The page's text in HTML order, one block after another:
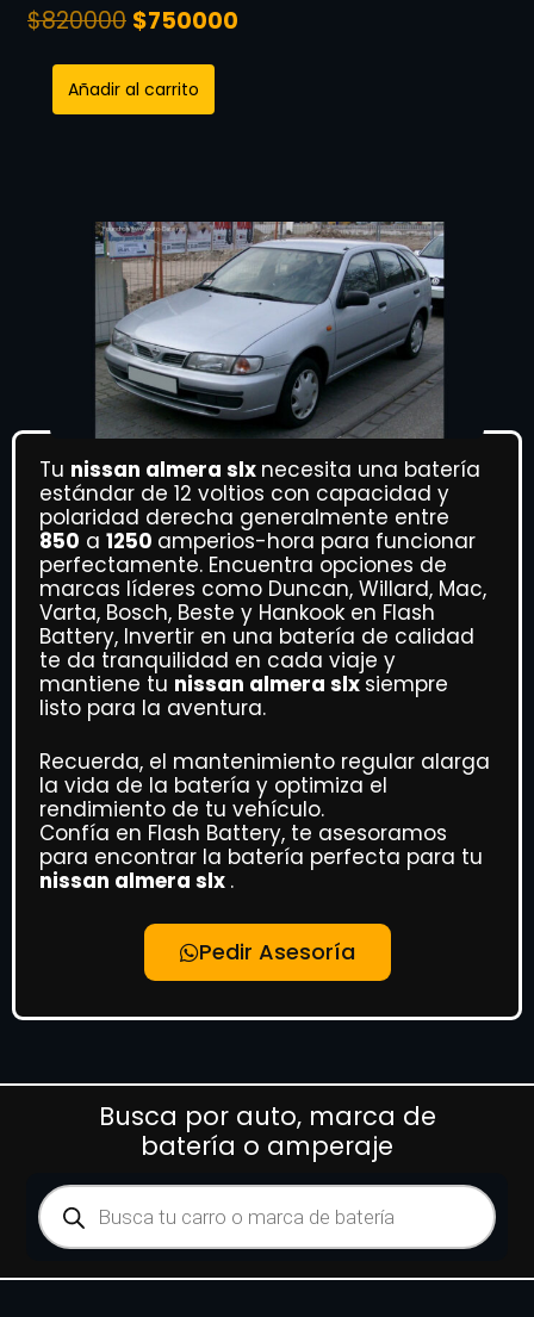
$820000 $750000
Añadir al carrito
Tu nissan almera slx necesita una batería
estándar de 12 voltios con capacidad y
polaridad derecha generalmente entre
850 a 1250 amperios-hora para funcionar
perfectamente. Encuentra opciones de
marcas líderes como Duncan, Willard, Mac,
Varta, Bosch, Beste y Hankook en Flash
Battery, Invertir en una batería de calidad
te da tranquilidad en cada viaje y
mantiene tu nissan almera slx siempre
listo para la aventura.
Recuerda, el mantenimiento regular alarga
la vida de la batería y optimiza el
rendimiento de tu vehículo.
Confía en Flash Battery, te asesoramos
para encontrar la batería perfecta para tu
nissan almera slx .
Pedir Asesoría
Busca por auto, marca de
batería o amperaje